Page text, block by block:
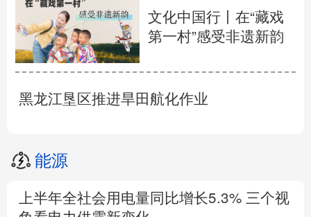
文化中国行丨在“藏戏
第一村”感受非遗新韵
黑龙江垦区推进旱田航化作业
能源
上半年全社会用电量同比增长5.3% 三个视